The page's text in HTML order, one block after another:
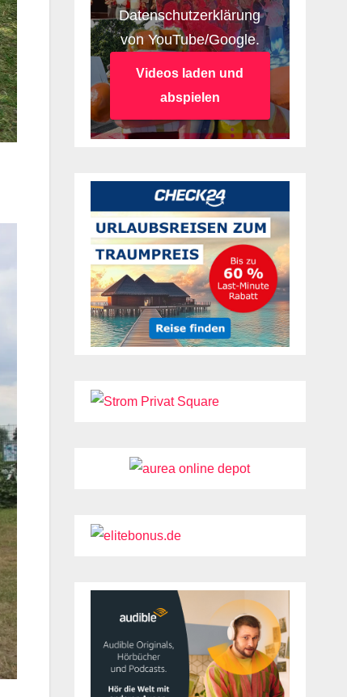
Datenschutzerklärung
von YouTube/Google.
Videos laden und
abspielen